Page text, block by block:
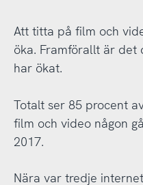
Att titta på film och
öka. Framförallt är det
har ökat.
Totalt ser 85 procent
film och video någon
2017.
Nära var tredje